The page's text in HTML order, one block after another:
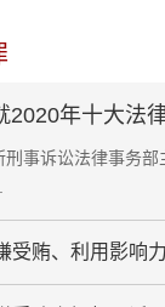
2020年十大法
事诉讼法律事务
受贿、利用影响